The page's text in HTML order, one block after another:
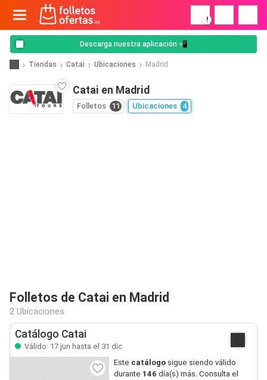
!
Descarga nuestra aplicación 📲
Tiendas Catai Ubicaciones Madrid
Catai en Madrid
Folletos 11 Ubicaciones 4
Folletos de Catai en Madrid
2 Ubicaciones
Catálogo Catai
Válido: 17 jun hasta el 31 dic
Este catálogosigue siendo válido
durante 146 día(s) más. Consulta el